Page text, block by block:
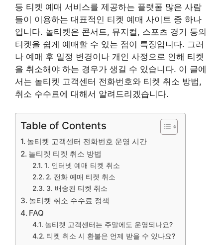
등 티켓 예매 서비스를 제공하는 플랫폼 많은 사람
들이 이용하는 대표적인 티켓 예매 사이트 중 하나
입니다. 놀티켓은 콘서트, 뮤지컬, 스포츠 경기 등의
티켓을 쉽게 예매할 수 있는 점이 특징입니다. 그러
나 예매 후 일정 변경이나 개인 사정으로 인해 티켓
을 취소해야 하는 경우가 생길 수 있습니다. 이 글에
서는 놀티켓 고객센터 전화번호와 티켓 취소 방법,
취소 수수료에 대해서 알려드리겠습니다.
Table of Contents
놀티켓 고객센터 전화번호 운영 시간
놀티켓 티켓 취소 방법
1. 인터넷 예매 티켓 취소
2. 전화 예매 티켓 취소
3. 배송된 티켓 취소
놀티켓 취소 수수료 정책
FAQ
놀티켓 고객센터는 주말에도 운영되나요?
티켓 취소 시 환불은 언제 받을 수 있나요?